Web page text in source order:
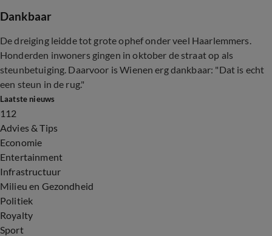
Dankbaar
De dreiging leidde tot grote ophef onder veel Haarlemmers.
Honderden inwoners gingen in oktober de straat op als
steunbetuiging. Daarvoor is Wienen erg dankbaar: "Dat is echt
een steun in de rug."
Laatste nieuws
112
Advies & Tips
Economie
Entertainment
Infrastructuur
Milieu en Gezondheid
Politiek
Royalty
Sport